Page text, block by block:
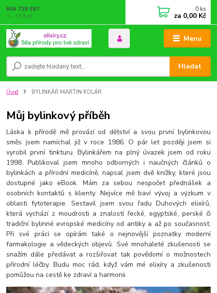
Menu
Hledat
604 729 587
9 - 18 hod
0 ks
za 0,00 Kč
Úvod BYLINKÁŘ MARTIN KOLÁR
Můj bylinkový příběh
Láska k přírodě mě provází od dětství a svou první bylinkovou
směs jsem namíchal již v roce 1986. O pár let později jsem si
vyrobil první tinkturu. Bylinkářem na plný úvazek jsem od roku
1998. Publikoval jsem mnoho odborných i naučných článků o
bylinkách a přírodní medicíně, napsal jsem dvě knížky, které jsou
dostupné jako eBook. Mám za sebou nespočet přednášek a
osobních kontaktů s klienty. Nejvíce mě baví vývoj a výzkum v
oblasti fytoterapie. Sestavil jsem svou řadu Duhových elixírů,
která vychází z moudrosti a znalostí řecké, egyptské, perské či
tradiční bylinné evropské medicíny od antiky a až po současnost.
Při své práci se opírám také o nejnovější poznatky moderní
farmakologie a vědeckých objevů. Své mnohaleté zkušenosti se
snažím dále předávat a rozšiřovat tak povědomí o možnostech
přírodní léčby. Budu moc rád, když vám mé elixíry a zkušenosti
pomůžou na cestě ke zdraví a harmonii.